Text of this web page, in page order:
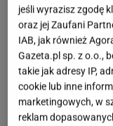
jeśli wyrazisz zgodę
oraz jej Zaufani
IAB, jak również
Gazeta.pl sp. z o.o.,
takie jak adresy IP,
cookie lub inne
marketingowych, w
reklam